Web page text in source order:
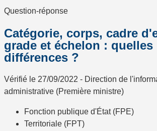
Question-réponse
Catégorie, corps, cadre
grade et échelon : quelles
différences ?
Vérifié le 27/09/2022 - Direction de
administrative (Première ministre)
Fonction publique d'État (FPE)
Territoriale (FPT)